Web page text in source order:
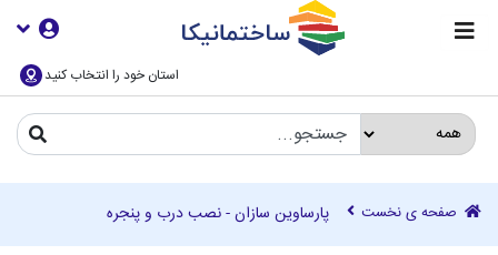
استان خود را انتخاب کنید
صفحه ی نخست پارساوین سازان - نصب درب و پنجره